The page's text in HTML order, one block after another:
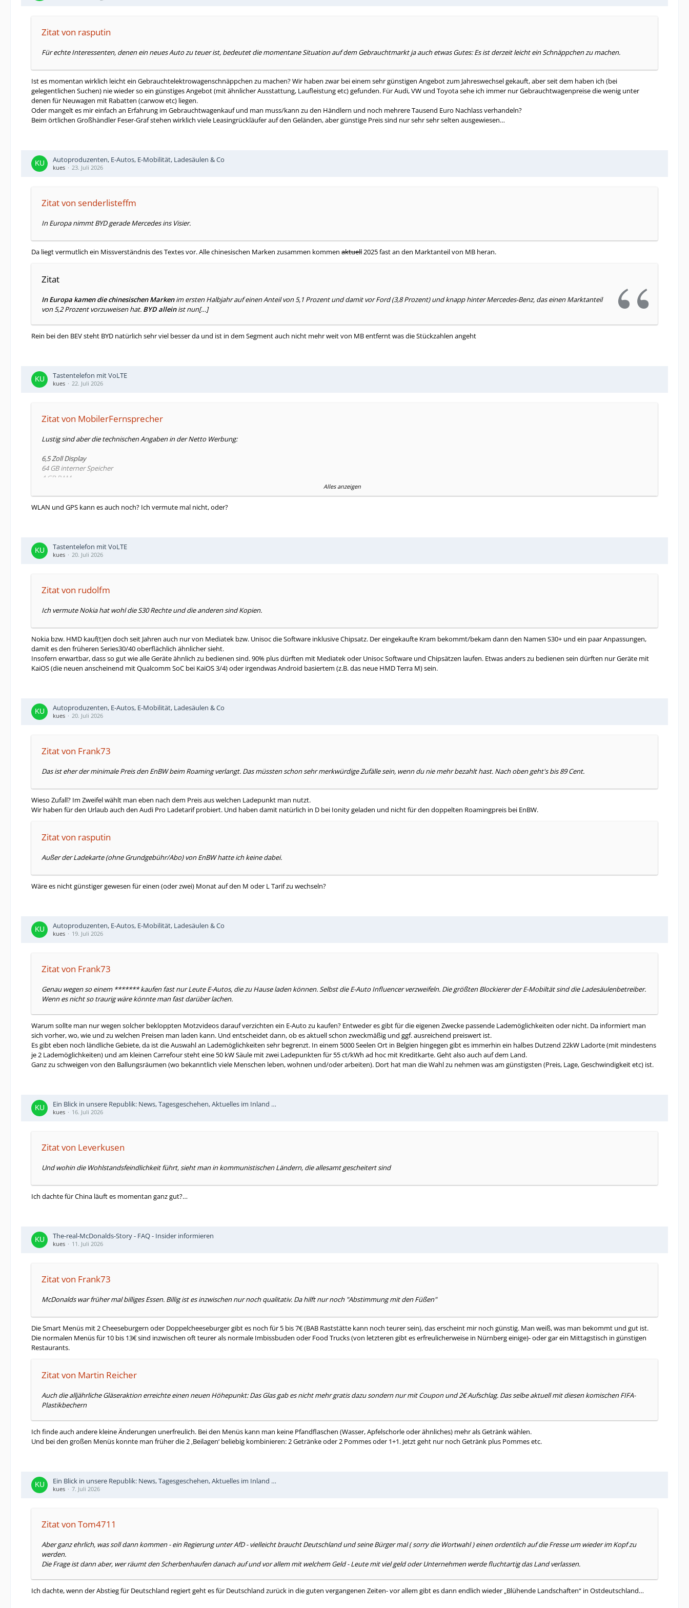
Zitat von rasputin
Für echte Interessenten, denen ein neues Auto zu teuer ist, bedeutet die momentane Situation auf dem Gebrauchtmarkt ja auch etwas Gutes: Es ist derzeit leicht ein Schnäppchen zu machen.
Ist es momentan wirklich leicht ein Gebrauchtelektrowagenschnäppchen zu machen? Wir haben zwar bei einem sehr günstigen Angebot zum Jahreswechsel gekauft, aber seit dem haben ich (bei
gelegentlichen Suchen) nie wieder so ein günstiges Angebot (mit ähnlicher Ausstattung, Laufleistung etc) gefunden. Für Audi, VW und Toyota sehe ich immer nur Gebrauchtwagenpreise die wenig unter
denen für Neuwagen mit Rabatten (carwow etc) liegen.
Oder mangelt es mir einfach an Erfahrung im Gebrauchtwagenkauf und man muss/kann zu den Händlern und noch mehrere Tausend Euro Nachlass verhandeln?
Beim örtlichen Großhändler Feser-Graf stehen wirklich viele Leasingrückläufer auf den Geländen, aber günstige Preis sind nur sehr sehr selten ausgewiesen…
Autoproduzenten, E-Autos, E-Mobilität, Ladesäulen & Co
kues 23. Juli 2026
Zitat von senderlisteffm
In Europa nimmt BYD gerade Mercedes ins Visier.
Da liegt vermutlich ein Missverständnis des Textes vor. Alle chinesischen Marken zusammen kommen aktuell2025 fast an den Marktanteil von MB heran.
Zitat
In Europa kamen die chinesischen Markenim ersten Halbjahr auf einen Anteil von 5,1 Prozent und damit vor Ford (3,8 Prozent) und knapp hinter Mercedes-Benz, das einen Marktanteil
von 5,2 Prozent vorzuweisen hat. BYD alleinist nun[…]
Rein bei den BEV steht BYD natürlich sehr viel besser da und ist in dem Segment auch nicht mehr weit von MB entfernt was die Stückzahlen angeht
Tastentelefon mit VoLTE
kues 22. Juli 2026
Zitat von MobilerFernsprecher
Lustig sind aber die technischen Angaben in der Netto Werbung:
6,5 Zoll Display
64 GB interner Speicher
4 GB RAM
https://www.directupload.eu/file/d/9352/6rdazb4d_jpg.htm
Alles anzeigen
WLAN und GPS kann es auch noch? Ich vermute mal nicht, oder?
Tastentelefon mit VoLTE
kues 20. Juli 2026
Zitat von rudolfm
Ich vermute Nokia hat wohl die S30 Rechte und die anderen sind Kopien.
Nokia bzw. HMD kauf(t)en doch seit Jahren auch nur von Mediatek bzw. Unisoc die Software inklusive Chipsatz. Der eingekaufte Kram bekommt/bekam dann den Namen S30+ und ein paar Anpassungen,
damit es den früheren Series30/40 oberflächlich ähnlicher sieht.
Insofern erwartbar, dass so gut wie alle Geräte ähnlich zu bedienen sind. 90% plus dürften mit Mediatek oder Unisoc Software und Chipsätzen laufen. Etwas anders zu bedienen sein dürften nur Geräte mit
KaiOS (die neuen anscheinend mit Qualcomm SoC bei KaiOS 3/4) oder irgendwas Android basiertem (z.B. das neue HMD Terra M) sein.
Autoproduzenten, E-Autos, E-Mobilität, Ladesäulen & Co
kues 20. Juli 2026
Zitat von Frank73
Das ist eher der minimale Preis den EnBW beim Roaming verlangt. Das müssten schon sehr merkwürdige Zufälle sein, wenn du nie mehr bezahlt hast. Nach oben geht's bis 89 Cent.
Wieso Zufall? Im Zweifel wählt man eben nach dem Preis aus welchen Ladepunkt man nutzt.
Wir haben für den Urlaub auch den Audi Pro Ladetarif probiert. Und haben damit natürlich in D bei Ionity geladen und nicht für den doppelten Roamingpreis bei EnBW.
Zitat von rasputin
Außer der Ladekarte (ohne Grundgebühr/Abo) von EnBW hatte ich keine dabei.
Wäre es nicht günstiger gewesen für einen (oder zwei) Monat auf den M oder L Tarif zu wechseln?
Autoproduzenten, E-Autos, E-Mobilität, Ladesäulen & Co
kues 19. Juli 2026
Zitat von Frank73
Genau wegen so einem ******* kaufen fast nur Leute E-Autos, die zu Hause laden können. Selbst die E-Auto Influencer verzweifeln. Die größten Blockierer der E-Mobiltät sind die Ladesäulenbetreiber.
Wenn es nicht so traurig wäre könnte man fast darüber lachen.
Warum sollte man nur wegen solcher bekloppten Motzvideos darauf verzichten ein E-Auto zu kaufen? Entweder es gibt für die eigenen Zwecke passende Lademöglichkeiten oder nicht. Da informiert man
sich vorher, wo, wie und zu welchen Preisen man laden kann. Und entscheidet dann, ob es aktuell schon zweckmäßig und ggf. ausreichend preiswert ist.
Es gibt eben noch ländliche Gebiete, da ist die Auswahl an Lademöglichkeiten sehr begrenzt. In einem 5000 Seelen Ort in Belgien hingegen gibt es immerhin ein halbes Dutzend 22kW Ladorte (mit mindestens
je 2 Lademöglichkeiten) und am kleinen Carrefour steht eine 50 kW Säule mit zwei Ladepunkten für 55 ct/kWh ad hoc mit Kreditkarte. Geht also auch auf dem Land.
Ganz zu schweigen von den Ballungsräumen (wo bekanntlich viele Menschen leben, wohnen und/oder arbeiten). Dort hat man die Wahl zu nehmen was am günstigsten (Preis, Lage, Geschwindigkeit etc) ist.
Ein Blick in unsere Republik: News, Tagesgeschehen, Aktuelles im Inland …
kues 16. Juli 2026
Zitat von Leverkusen
Und wohin die Wohlstandsfeindlichkeit führt, sieht man in kommunistischen Ländern, die allesamt gescheitert sind
Ich dachte für China läuft es momentan ganz gut?…
The-real-McDonalds-Story - FAQ - Insider informieren
kues 11. Juli 2026
Zitat von Frank73
McDonalds war früher mal billiges Essen. Billig ist es inzwischen nur noch qualitativ. Da hilft nur noch "Abstimmung mit den Füßen"
Die Smart Menüs mit 2 Cheeseburgern oder Doppelcheeseburger gibt es noch für 5 bis 7€ (BAB Raststätte kann noch teurer sein), das erscheint mir noch günstig. Man weiß, was man bekommt und gut ist.
Die normalen Menüs für 10 bis 13€ sind inzwischen oft teurer als normale Imbissbuden oder Food Trucks (von letzteren gibt es erfreulicherweise in Nürnberg einige)- oder gar ein Mittagstisch in günstigen
Restaurants.
Zitat von Martin Reicher
Auch die alljährliche Gläseraktion erreichte einen neuen Höhepunkt: Das Glas gab es nicht mehr gratis dazu sondern nur mit Coupon und 2€ Aufschlag. Das selbe aktuell mit diesen komischen FIFA-
Plastikbechern
Ich finde auch andere kleine Änderungen unerfreulich. Bei den Menüs kann man keine Pfandflaschen (Wasser, Apfelschorle oder ähnliches) mehr als Getränk wählen.
Und bei den großen Menüs konnte man früher die 2 ‚Beilagen‘ beliebig kombinieren: 2 Getränke oder 2 Pommes oder 1+1. Jetzt geht nur noch Getränk plus Pommes etc.
Ein Blick in unsere Republik: News, Tagesgeschehen, Aktuelles im Inland …
kues 7. Juli 2026
Zitat von Tom4711
Aber ganz ehrlich, was soll dann kommen - ein Regierung unter AfD - vielleicht braucht Deutschland und seine Bürger mal ( sorry die Wortwahl ) einen ordentlich auf die Fresse um wieder im Kopf zu
werden.
Die Frage ist dann aber, wer räumt den Scherbenhaufen danach auf und vor allem mit welchem Geld - Leute mit viel geld oder Unternehmen werde fluchtartig das Land verlassen.
Ich dachte, wenn der Abstieg für Deutschland regiert geht es für Deutschland zurück in die guten vergangenen Zeiten- vor allem gibt es dann endlich wieder „Blühende Landschaften“ in Ostdeutschland…